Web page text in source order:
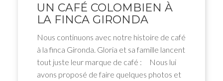
UN CAFÉ COLOMBIEN À
LA FINCA GIRONDA
Nous continuons avec notre histoire de café
à la finca Gironda. Gloria et sa famille lancent
tout juste leur marque de café : Nous lui
avons proposé de faire quelques photos et